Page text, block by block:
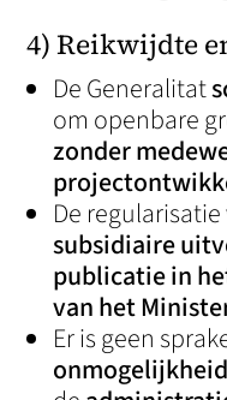
4) Reikwijdte
De Generalitat
om openbare
zonder
De
subsidiaire
publicatie in
van het
Er is geen
onmogelijkheid